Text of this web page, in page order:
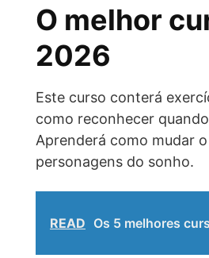
O melhor
2026
Este curso conterá
como reconhecer
Aprenderá como mudar
personagens do sonho.
READ Os 5 melhores